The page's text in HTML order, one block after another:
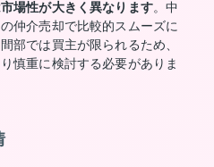
場性が大きく異なります。中
仲介売却で比較的スムーズに
部では買主が限られるため、
慎重に検討する必要がありま